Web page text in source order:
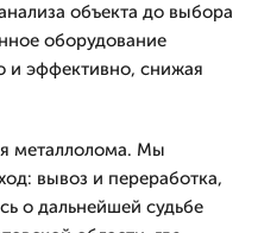
объекта до выбора
оборудование
и эффективно, снижая
металлолома. Мы
вывоз и переработка,
о дальнейшей судьбе